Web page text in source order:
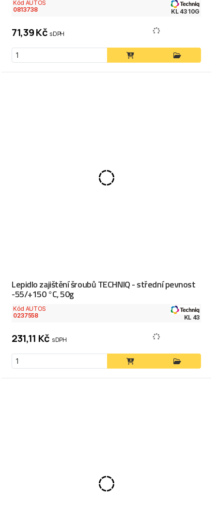
Kód AUTOS
0813738
KL 43 10G
71,39 Kč s DPH
Lepidlo zajištění šroubů TECHNIQ - střední pevnost
-55/+150 °C, 50g
Kód AUTOS
0237558
KL 43
231,11 Kč s DPH